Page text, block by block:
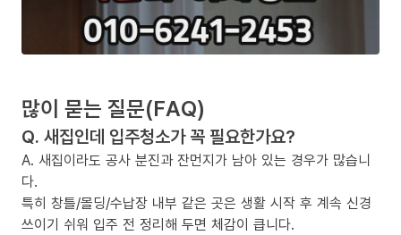
많이 묻는 질문(FAQ)
Q. 새집인데 입주청소가 꼭 필요한가요?
A. 새집이라도 공사 분진과 잔먼지가 남아 있는 경우가 많습니
다.
특히 창틀/몰딩/수납장 내부 같은 곳은 생활 시작 후 계속 신경
쓰이기 쉬워 입주 전 정리해 두면 체감이 큽니다.